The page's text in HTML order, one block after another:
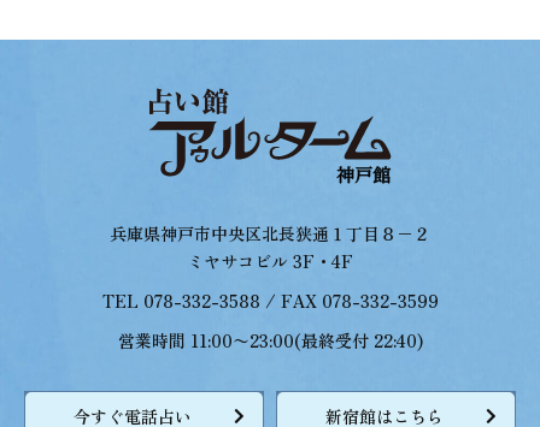
兵庫県神戸市中央区北長狭通１丁目８−２
ミヤサコビル 3F・4F
TEL 078-332-3588 / FAX 078-332-3599
営業時間 11:00〜23:00(最終受付 22:40)
今すぐ電話占い 新宿館はこちら